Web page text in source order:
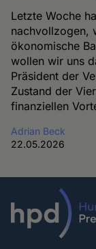
Letzte Woche
nachvollzogen,
ökonomische
wollen wir uns
Präsident der
Zustand der
finanziellen
Adrian Beck
22.05.2026